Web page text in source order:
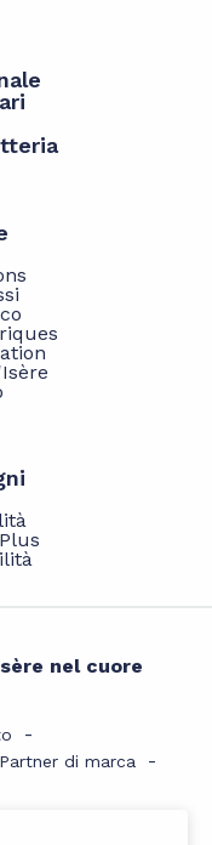
nel cuore
Partner di marca